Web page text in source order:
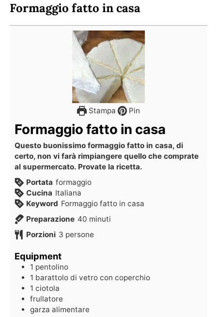
Formaggio fatto in casa
Stampa Pin
Formaggio fatto in casa
Questo buonissimo formaggio fatto in casa, di
certo, non vi farà rimpiangere quello che comprate
al supermercato. Provate la ricetta.
Portata formaggio
Cucina Italiana
Keyword Formaggio fatto in casa
Preparazione 40 minuti
Porzioni 3 persone
Equipment
1 pentolino
1 barattolo di vetro con coperchio
1 ciotola
frullatore
garza alimentare